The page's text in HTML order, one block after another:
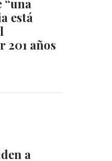
“una
está
201 años
a